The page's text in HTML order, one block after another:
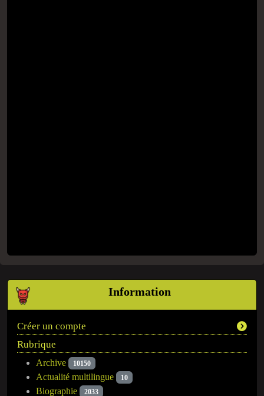
Information
Créer un compte
Rubrique
Archive 10150
Actualité multilingue 10
Biographie 2033